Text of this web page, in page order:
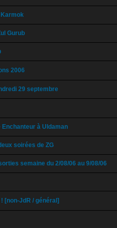
Gurub
2006
29 septembre
à Uldaman
soirées de ZG
semaine du 2/08/06 au 9/08/06
[non-JdR / général]